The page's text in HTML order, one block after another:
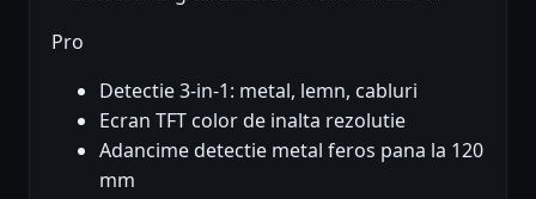
Pro
Detectie 3-in-1: metal, lemn, cabluri
Ecran TFT color de inalta rezolutie
Adancime detectie metal feros pana la 120
mm